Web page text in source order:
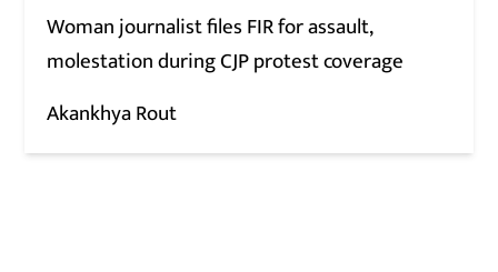
Woman journalist files FIR for assault,
molestation during CJP protest coverage
Akankhya Rout